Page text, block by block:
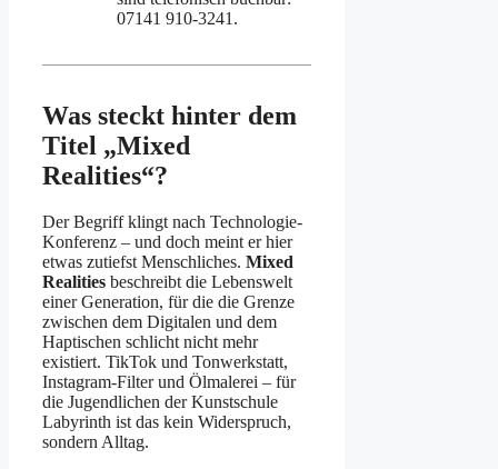
07141 910-3241.
Was steckt hinter dem
Titel „Mixed
Realities“?
Der Begriff klingt nach Technologie-
Konferenz – und doch meint er hier
etwas zutiefst Menschliches. Mixed
Realities beschreibt die Lebenswelt
einer Generation, für die die Grenze
zwischen dem Digitalen und dem
Haptischen schlicht nicht mehr
existiert. TikTok und Tonwerkstatt,
Instagram-Filter und Ölmalerei – für
die Jugendlichen der Kunstschule
Labyrinth ist das kein Widerspruch,
sondern Alltag.